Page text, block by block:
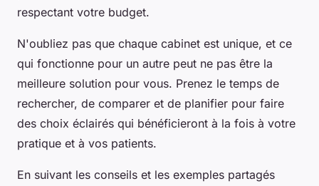
respectant votre budget.
N'oubliez pas que chaque cabinet est unique, et ce
qui fonctionne pour un autre peut ne pas être la
meilleure solution pour vous. Prenez le temps de
rechercher, de comparer et de planifier pour faire
des choix éclairés qui bénéficieront à la fois à votre
pratique et à vos patients.
En suivant les conseils et les exemples partagés